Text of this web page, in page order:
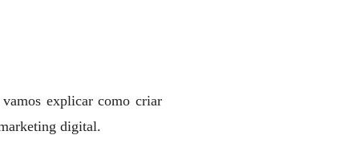
vamos explicar como criar
digital.